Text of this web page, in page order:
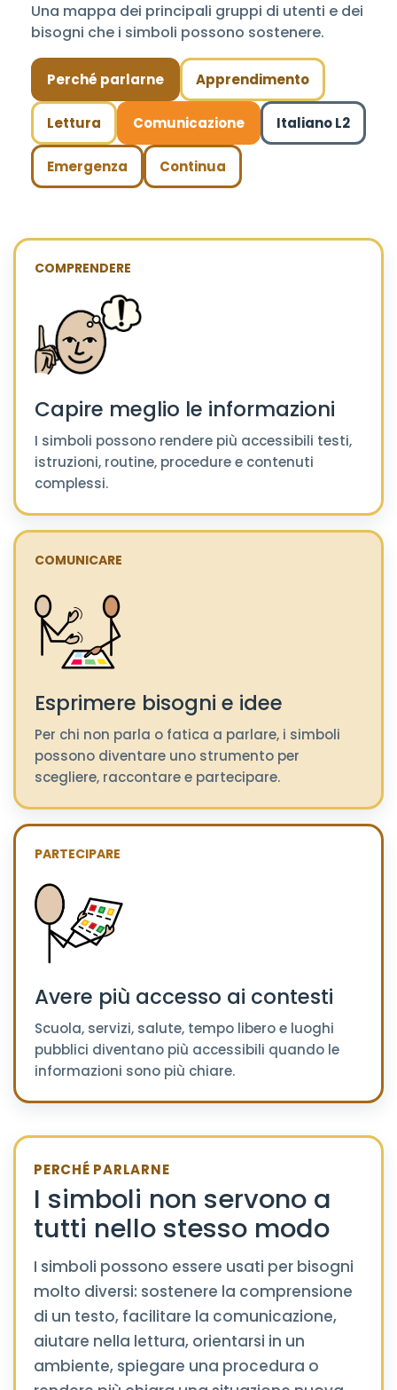
Una mappa dei principali gruppi di utenti e dei
bisogni che i simboli possono sostenere.
Perché parlarne Apprendimento
Lettura Comunicazione Italiano L2
Emergenza Continua
COMPRENDERE
Capire meglio le informazioni
I simboli possono rendere più accessibili testi,
istruzioni, routine, procedure e contenuti
complessi.
COMUNICARE
Esprimere bisogni e idee
Per chi non parla o fatica a parlare, i simboli
possono diventare uno strumento per
scegliere, raccontare e partecipare.
PARTECIPARE
Avere più accesso ai contesti
Scuola, servizi, salute, tempo libero e luoghi
pubblici diventano più accessibili quando le
informazioni sono più chiare.
PERCHÉ PARLARNE
I simboli non servono a
tutti nello stesso modo
I simboli possono essere usati per bisogni
molto diversi: sostenere la comprensione
di un testo, facilitare la comunicazione,
aiutare nella lettura, orientarsi in un
ambiente, spiegare una procedura o